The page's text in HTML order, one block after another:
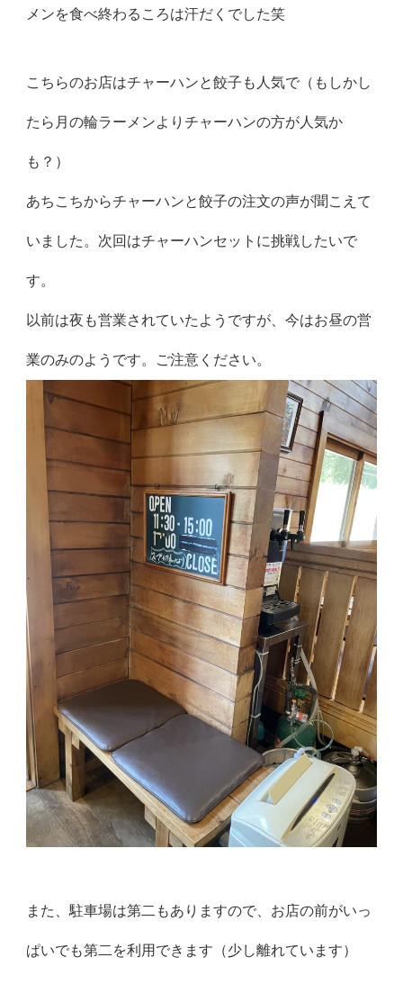
メンを食べ終わるころは汗だくでした笑
こちらのお店はチャーハンと餃子も人気で（もしかし
たら月の輪ラーメンよりチャーハンの方が人気か
も？）
あちこちからチャーハンと餃子の注文の声が聞こえて
いました。次回はチャーハンセットに挑戦したいで
す。
以前は夜も営業されていたようですが、今はお昼の営
業のみのようです。ご注意ください。
また、駐車場は第二もありますので、お店の前がいっ
ぱいでも第二を利用できます（少し離れています）